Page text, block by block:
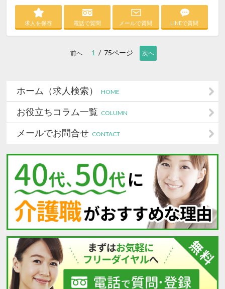
求人を保存 電話で質問 メールで質問 LINEで質問
前へ 1 / 75ページ 次へ
ホーム（求人検索）HOME
お役立ちコラム一覧 COLUMN
メールでお問合せ CONTACT